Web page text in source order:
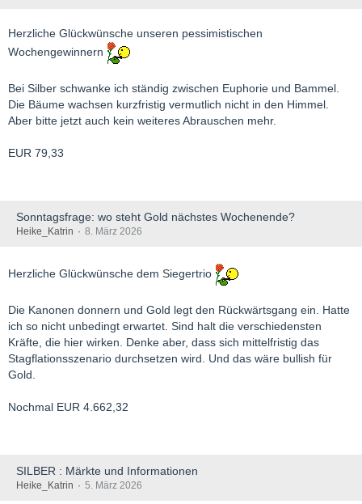
Herzliche Glückwünsche unseren pessimistischen
Wochengewinnern
Bei Silber schwanke ich ständig zwischen Euphorie und Bammel.
Die Bäume wachsen kurzfristig vermutlich nicht in den Himmel.
Aber bitte jetzt auch kein weiteres Abrauschen mehr.
EUR 79,33
Sonntagsfrage: wo steht Gold nächstes Wochenende?
Heike_Katrin 8. März 2026
Herzliche Glückwünsche dem Siegertrio
Die Kanonen donnern und Gold legt den Rückwärtsgang ein. Hatte
ich so nicht unbedingt erwartet. Sind halt die verschiedensten
Kräfte, die hier wirken. Denke aber, dass sich mittelfristig das
Stagflationsszenario durchsetzen wird. Und das wäre bullish für
Gold.
Nochmal EUR 4.662,32
SILBER : Märkte und Informationen
Heike_Katrin 5. März 2026